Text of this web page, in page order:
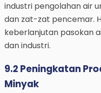
industri pengolahan air
dan zat-zat pencemar.
keberlanjutan pasokan
dan industri.
9.2 Peningkatan
Minyak